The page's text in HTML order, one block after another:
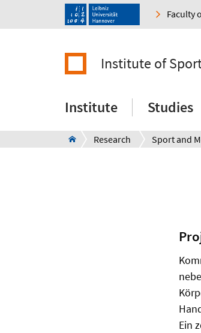
Faculty
Institute of
Institute Studies
Research
Ein